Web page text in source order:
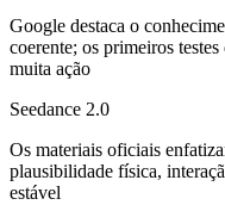
Google destaca o
coerente; os primeiros
muita ação
Seedance 2.0
Os materiais oficiais
plausibilidade física,
estável